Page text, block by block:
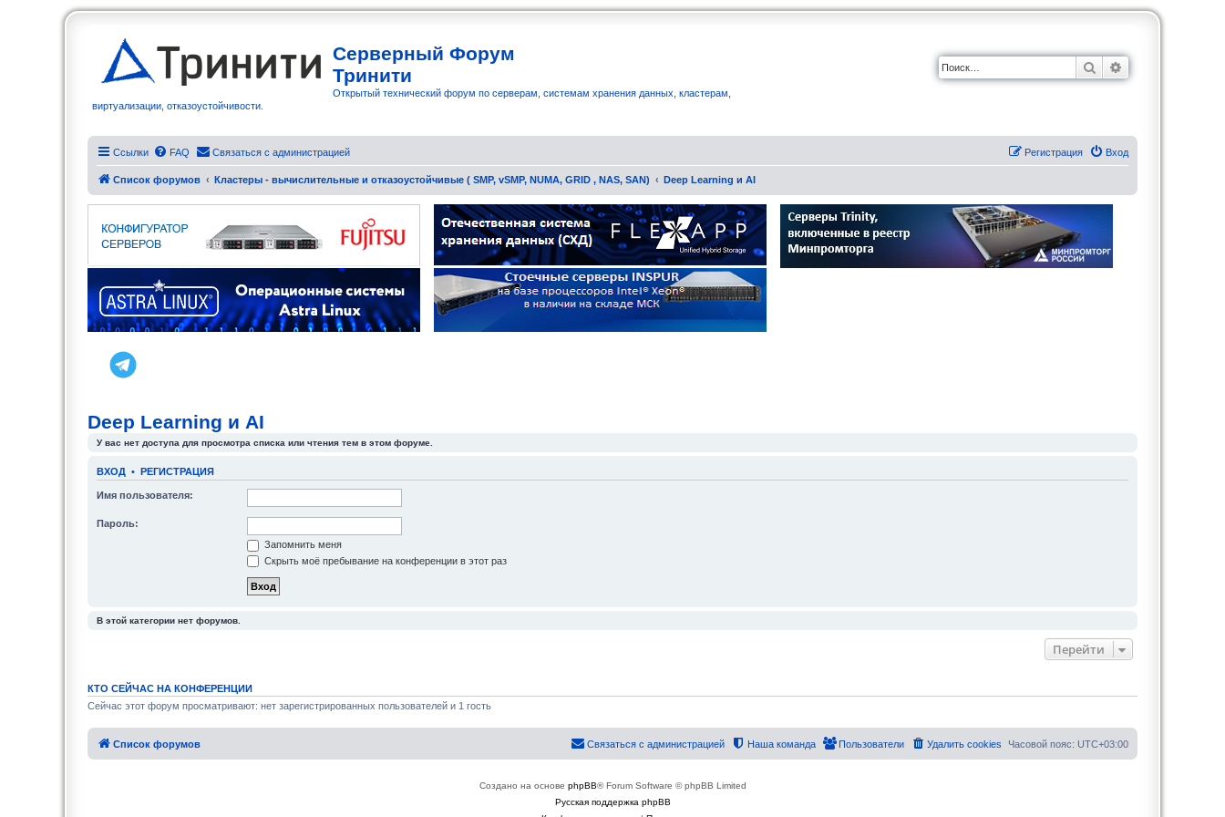
Серверный Форум
Тринити
Открытый технический форум по серверам, системам хранения данных, кластерам,
виртуализации, отказоустойчивости.
Поиск
Ссылки FAQ Связаться с администрацией Вход
Регистрация
Список форумов Кластеры - вычислительные и отказоустойчивые ( SMP, vSMP, NUMA, GRID , NAS, SAN) Deep Learning и AI
Deep Learning и AI
У вас нет доступа для просмотра списка или чтения тем в этом форуме.
ВХОД • РЕГИСТРАЦИЯ
Имя пользователя:
Пароль:
Запомнить меня
Скрыть моё пребывание на конференции в этот раз
В этой категории нет форумов.
Перейти
КТО СЕЙЧАС НА КОНФЕРЕНЦИИ
Сейчас этот форум просматривают: нет зарегистрированных пользователей и 1 гость
Список форумов Часовой пояс: UTC+03:00
Удалить cookies
Пользователи
Наша команда
Связаться с администрацией
Создано на основе phpBB® Forum Software © phpBB Limited
Русская поддержка phpBB